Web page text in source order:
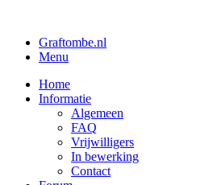
Graftombe.nl
Menu
Home
Informatie
Algemeen
FAQ
Vrijwilligers
In bewerking
Contact